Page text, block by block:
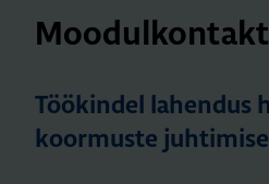
Töökindel lahendus
koormuste